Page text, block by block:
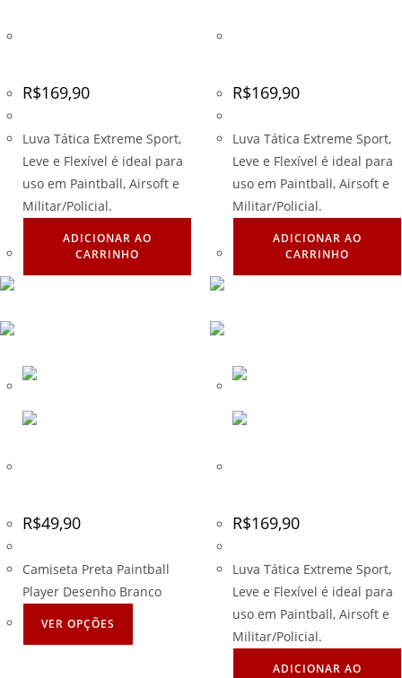
R$169,90
Luva Tática Extreme Sport,
Leve e Flexível é ideal para
uso em Paintball, Airsoft e
Militar/Policial.
ADICIONAR AO
CARRINHO
R$169,90
Luva Tática Extreme Sport,
Leve e Flexível é ideal para
uso em Paintball, Airsoft e
Militar/Policial.
ADICIONAR AO
CARRINHO
R$49,90
Camiseta Preta Paintball
Player Desenho Branco
VER OPÇÕES
R$169,90
Luva Tática Extreme Sport,
Leve e Flexível é ideal para
uso em Paintball, Airsoft e
Militar/Policial.
ADICIONAR AO